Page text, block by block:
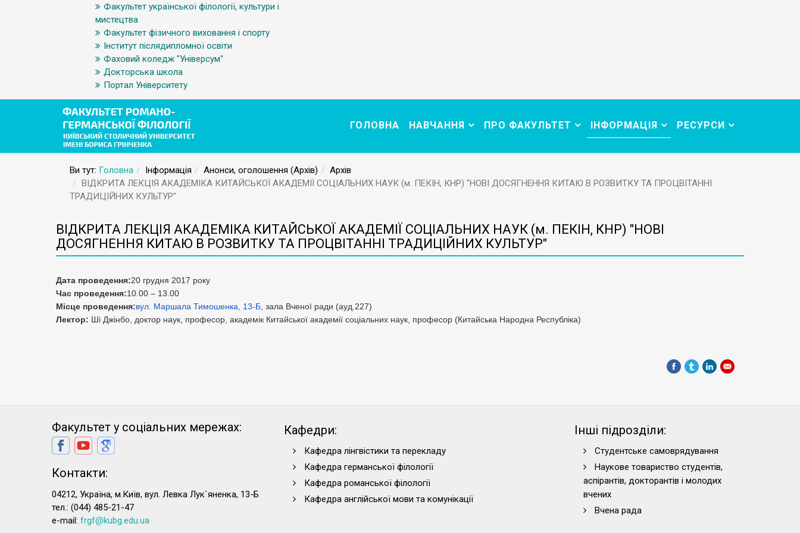
Факультет української філології, культури і
мистецтва
Факультет фізичного виховання і спорту
Інститут післядипломної освіти
Фаховий коледж "Універсум"
Докторська школа
Портал Університету
ГОЛОВНА НАВЧАННЯ ПРО ФАКУЛЬТЕТ ІНФОРМАЦІЯ РЕСУРСИ
Ви тут: Головна Інформація Анонси, оголошення (Архів)
Архів
ВІДКРИТА ЛЕКЦІЯ АКАДЕМІКА КИТАЙСЬКОЇ АКАДЕМІЇ СОЦІАЛЬНИХ НАУК (м. ПЕКІН, КНР) "НОВІ ДОСЯГНЕННЯ КИТАЮ В РОЗВИТКУ ТА ПРОЦВІТАННІ
ТРАДИЦІЙНИХ КУЛЬТУР"
ВІДКРИТА ЛЕКЦІЯ АКАДЕМІКА КИТАЙСЬКОЇ АКАДЕМІЇ СОЦІАЛЬНИХ НАУК (м. ПЕКІН, КНР) "НОВІ
ДОСЯГНЕННЯ КИТАЮ В РОЗВИТКУ ТА ПРОЦВІТАННІ ТРАДИЦІЙНИХ КУЛЬТУР"
Дата проведення:20 грудня 2017 року
Час проведення:10 .00 – 13 .00
Місце проведення:вул. Маршала Тимошенка, 13-Б , зала Вченої ради (ауд.227)
Лектор: Ші Джінбо, доктор наук, професор, академік Китайської академії соціальних наук, професор (Китайська Народна Республіка)
Факультет у соціальних мережах:
Контакти:
04212, Україна, м.Київ, вул. Левка Лук`яненка, 13-Б
тел.: (044) 485-21-47
e-mail: frgf@kubg.edu.ua
Кафедри:
Кафедра лінгвістики та перекладу
Кафедра германської філології
Кафедра романської філології
Кафедра англійської мови та комунікації
Інші підрозділи:
Студентське самоврядування
Наукове товариство студентів,
аспірантів, докторантів і молодих
вчених
Вчена рада